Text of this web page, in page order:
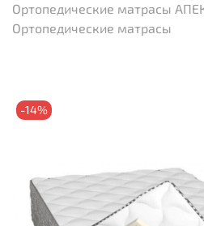
Ортопедические матрасы
Ортопедические матрасы
-14%